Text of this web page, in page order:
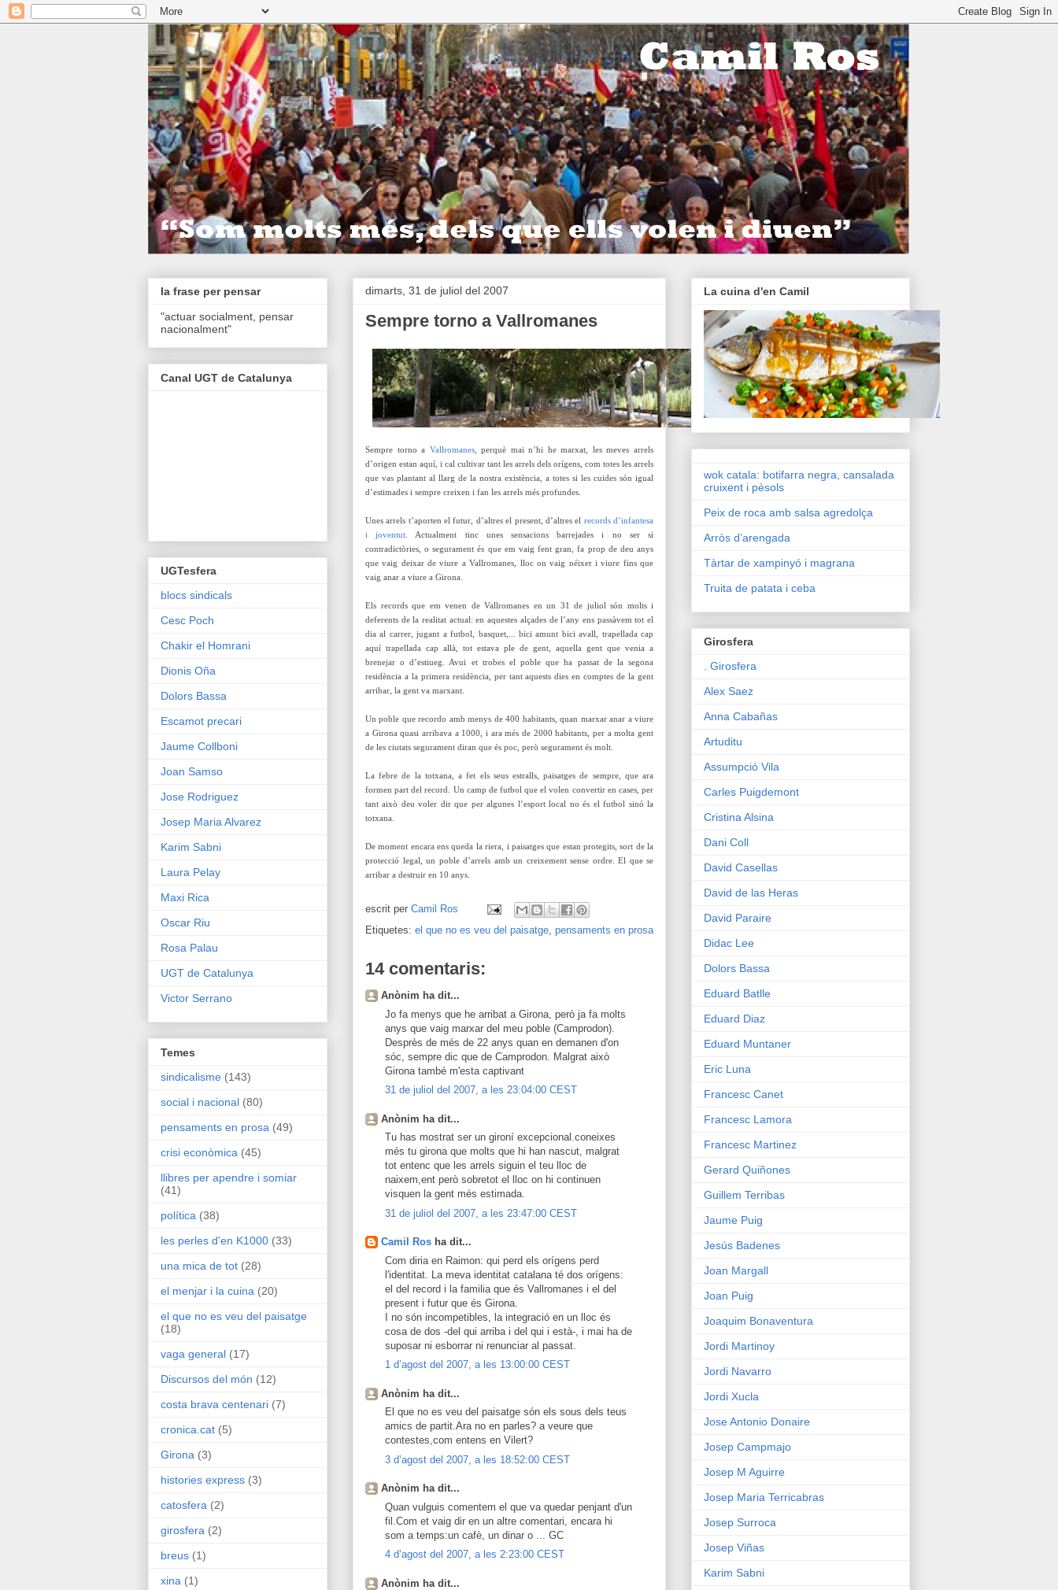
dimarts, 31 de juliol del 2007
Sempre torno a Vallromanes
Sempre torno a Vallromanes, perquè mai n’hi he marxat, les meves arrels
d’origen estan aquí, i cal cultivar tant les arrels dels orígens, com totes les arrels
que vas plantant al llarg de la nostra existència, a totes si les cuides són igual
d’estimades i sempre creixen i fan les arrels més profundes.
Unes arrels t’aporten el futur, d’altres el present, d’altres el records d’infantesa
i joventut . Actualment tinc unes sensacions barrejades i no ser si
contradictòries, o segurament és que em vaig fent gran, fa prop de deu anys
que vaig deixar de viure a Vallromanes, lloc on vaig néixer i viure fins que
vaig anar a viure a Girona.
Els records que em venen de Vallromanes en un 31 de juliol són molts i
deferents de la realitat actual: en aquestes alçades de l’any ens passàvem tot el
dia al carrer, jugant a futbol, basquet,... bici amunt bici avall, trapellada cap
aquí trapellada cap allà, tot estava ple de gent, aquella gent que venia a
brenejar o d’estiueg. Avui et trobes el poble que ha passat de la segona
residència a la primera residència, per tant aquests dies en comptes de la gent
arribar, la gent va marxant.
Un poble que recordo amb menys de 400 habitants, quan marxar anar a viure
a Girona quasi arribava a 1000, i ara més de 2000 habitants, per a molta gent
de les ciutats segurament diran que és poc, però segurament és molt.
La febre de la totxana, a fet els seus estralls, paisatges de sempre, que ara
formen part del record. Un camp de futbol que el volen convertir en cases, per
tant això deu voler dir que per algunes l’esport local no és el futbol sinó la
totxana.
De moment encara ens queda la riera, i paisatges que estan protegits, sort de la
protecció legal, un poble d’arrels amb un creixement sense ordre. El que se
arribar a destruir en 10 anys.
escrit per Camil Ros
Etiquetes: el que no es veu del paisatge, pensaments en prosa
14 comentaris:
Anònim ha dit...
Jo fa menys que he arribat a Girona, però ja fa molts
anys que vaig marxar del meu poble (Camprodon).
Desprès de més de 22 anys quan en demanen d'on
sóc, sempre dic que de Camprodon. Malgrat això
Girona també m'esta captivant
31 de juliol del 2007, a les 23:04:00 CEST
Anònim ha dit...
Tu has mostrat ser un gironí excepcional.coneixes
més tu girona que molts que hi han nascut, malgrat
tot entenc que les arrels siguin el teu lloc de
naixem,ent però sobretot el lloc on hi continuen
visquen la gent més estimada.
31 de juliol del 2007, a les 23:47:00 CEST
Camil Ros ha dit...
Com diria en Raimon: qui perd els orígens perd
l'identitat. La meva identitat catalana té dos orígens:
el del record i la familia que és Vallromanes i el del
present i futur que és Girona.
I no són incompetibles, la integració en un lloc és
cosa de dos -del qui arriba i del qui i està-, i mai ha de
suposar ni esborrar ni renunciar al passat.
1 d’agost del 2007, a les 13:00:00 CEST
Anònim ha dit...
El que no es veu del paisatge són els sous dels teus
amics de partit.Ara no en parles? a veure que
contestes,com entens en Vilert?
3 d’agost del 2007, a les 18:52:00 CEST
Anònim ha dit...
Quan vulguis comentem el que va quedar penjant d'un
fil.Com et vaig dir en un altre comentari, encara hi
som a temps:un cafè, un dinar o ... GC
4 d’agost del 2007, a les 2:23:00 CEST
Anònim ha dit...
la frase per pensar
"actuar socialment, pensar
nacionalment"
Canal UGT de Catalunya
UGTesfera
blocs sindicals
Cesc Poch
Chakir el Homrani
Dionis Oña
Dolors Bassa
Escamot precari
Jaume Collboni
Joan Samso
Jose Rodriguez
Josep Maria Alvarez
Karim Sabni
Laura Pelay
Maxi Rica
Oscar Riu
Rosa Palau
UGT de Catalunya
Victor Serrano
Temes
sindicalisme (143)
social i nacional (80)
pensaments en prosa (49)
crisi econòmica (45)
llibres per apendre i somiar
(41)
política (38)
les perles d'en K1000 (33)
una mica de tot (28)
el menjar i la cuina (20)
el que no es veu del paisatge
(18)
vaga general (17)
Discursos del món (12)
costa brava centenari (7)
cronica.cat (5)
Girona (3)
histories express (3)
catosfera (2)
girosfera (2)
breus (1)
xina (1)
La cuina d'en Camil
wok catala: botifarra negra, cansalada
cruixent i pèsols
Peix de roca amb salsa agredolça
Arròs d’arengada
Tàrtar de xampinyó i magrana
Truita de patata i ceba
Girosfera
. Girosfera
Alex Saez
Anna Cabañas
Artuditu
Assumpció Vila
Carles Puigdemont
Cristina Alsina
Dani Coll
David Casellas
David de las Heras
David Paraire
Didac Lee
Dolors Bassa
Eduard Batlle
Eduard Diaz
Eduard Muntaner
Eric Luna
Francesc Canet
Francesc Lamora
Francesc Martinez
Gerard Quiñones
Guillem Terribas
Jaume Puig
Jesús Badenes
Joan Margall
Joan Puig
Joaquim Bonaventura
Jordi Martinoy
Jordi Navarro
Jordi Xucla
Jose Antonio Donaire
Josep Campmajo
Josep M Aguirre
Josep Maria Terricabras
Josep Surroca
Josep Viñas
Karim Sabni